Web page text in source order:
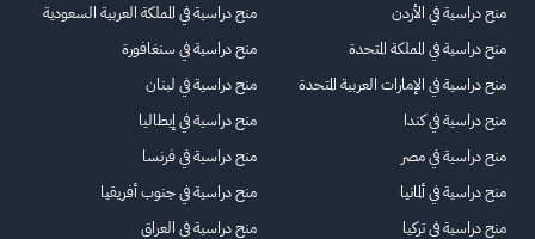
منح دراسية في الأردن
منح دراسية في المملكة المتحدة
منح دراسية في الإمارات العربية المتحدة
منح دراسية في كندا
منح دراسية في مصر
منح دراسية في ألمانيا
منح دراسية في تركيا
منح دراسية في المملكة العربية السعودية
منح دراسية في سنغافورة
منح دراسية في لبنان
منح دراسية في إيطاليا
منح دراسية في فرنسا
منح دراسية في جنوب أفريقيا
منح دراسية في العراق